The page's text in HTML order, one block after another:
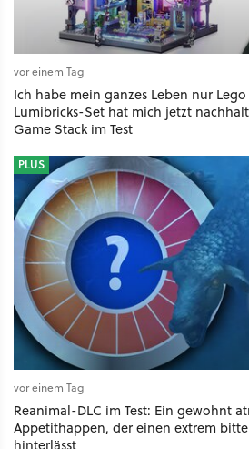
vor einem Tag
Ich habe mein ganzes Leben nur
Lumibricks-Set hat mich jetzt
Game Stack im Test
PLUS
vor einem Tag
Reanimal-DLC im Test: Ein gewohnt
Appetithappen, der einen extrem